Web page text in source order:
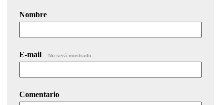
Nombre
E-mail No será mostrado.
Comentario